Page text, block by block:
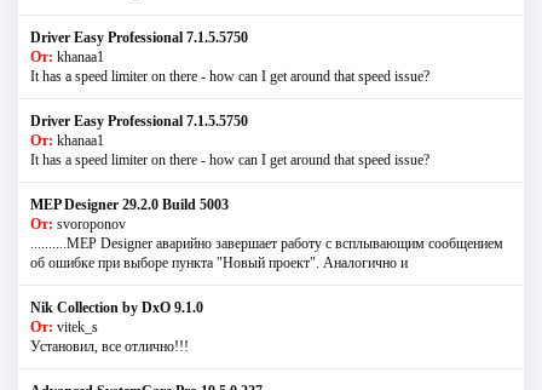
Driver Easy Professional 7.1.5.5750
От: khanaa1
It has a speed limiter on there - how can I get around that speed issue?
Driver Easy Professional 7.1.5.5750
От: khanaa1
It has a speed limiter on there - how can I get around that speed issue?
MEP Designer 29.2.0 Build 5003
От: svoroponov
..........MEP Designer аварийно завершает работу с всплывающим сообщением
об ошибке при выборе пункта "Новый проект". Аналогично и
Nik Collection by DxO 9.1.0
От: vitek_s
Установил, все отлично!!!